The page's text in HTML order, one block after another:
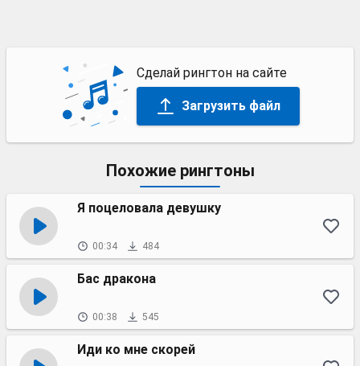
Сделай рингтон на сайте
Загрузить файл
Похожие рингтоны
Я поцеловала девушку
00:34 484
Бас дракона
00:38 545
Иди ко мне скорей